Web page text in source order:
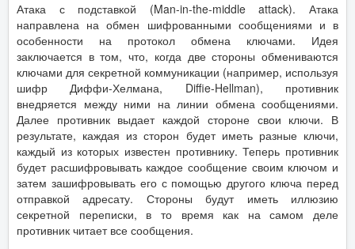
Атака с подставкой (Man-in-the-middle attack). Атака
направлена на обмен шифрованными сообщениями и в
особенности на протокол обмена ключами. Идея
заключается в том, что, когда две стороны обмениваются
ключами для секретной коммуникации (например, используя
шифр Диффи-Хелмана, Diffie-Hellman), противник
внедряется между ними на линии обмена сообщениями.
Далее противник выдает каждой стороне свои ключи. В
результате, каждая из сторон будет иметь разные ключи,
каждый из которых известен противнику. Теперь противник
будет расшифровывать каждое сообщение своим ключом и
затем зашифровывать его с помощью другого ключа перед
отправкой адресату. Стороны будут иметь иллюзию
секретной переписки, в то время как на самом деле
противник читает все сообщения.